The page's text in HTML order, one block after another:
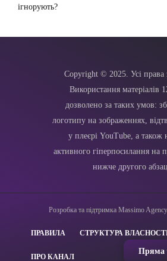
ігнорують?
Copyright © 2025. Усі права
Використання матеріалів
дозволено за таких умов:
логотипу на зображеннях,
у плеєрі YouTube, а також
активного гіперпосилання на
нижче другого
Розробка та підтримка Massimo
ПРАВИЛА СТРУКТУРА
ПРО КАНАЛ
Пряма